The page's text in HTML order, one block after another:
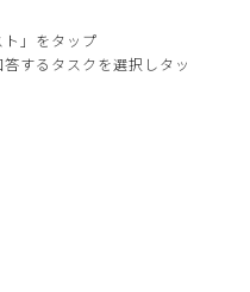
」をタップ
するタスクを選択しタッ